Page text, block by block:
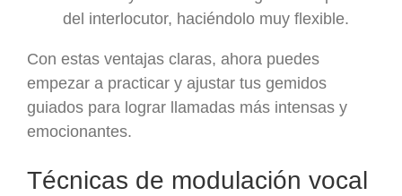
del interlocutor, haciéndolo muy flexible.
Con estas ventajas claras, ahora puedes
empezar a practicar y ajustar tus gemidos
guiados para lograr llamadas más intensas y
emocionantes.
Técnicas de modulación vocal